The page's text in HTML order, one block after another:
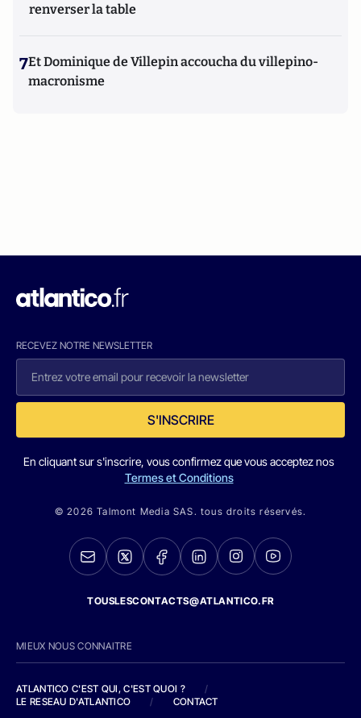
renverser la table
7Et Dominique de Villepin accoucha du villepino-
macronisme
RECEVEZ NOTRE NEWSLETTER
S'INSCRIRE
En cliquant sur s'inscrire, vous confirmez que vous acceptez nos
Termes et Conditions
© 2026 Talmont Media SAS. tous droits réservés.
TOUSLESCONTACTS@ATLANTICO.FR
MIEUX NOUS CONNAITRE
ATLANTICO C'EST QUI, C'EST QUOI ?
/
LE RESEAU D'ATLANTICO
/ CONTACT